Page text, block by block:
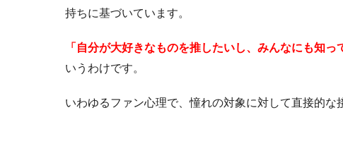
持ちに基づいています。
「自分が大好きなものを推したいし、みんなにも知っ
いうわけです。
いわゆるファン心理で、憧れの対象に対して直接的な